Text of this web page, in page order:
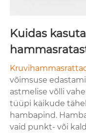
Kuidas
võimsuse
astmelise võlli
tüüpi käikude
hambapind.
vaid punkt- või